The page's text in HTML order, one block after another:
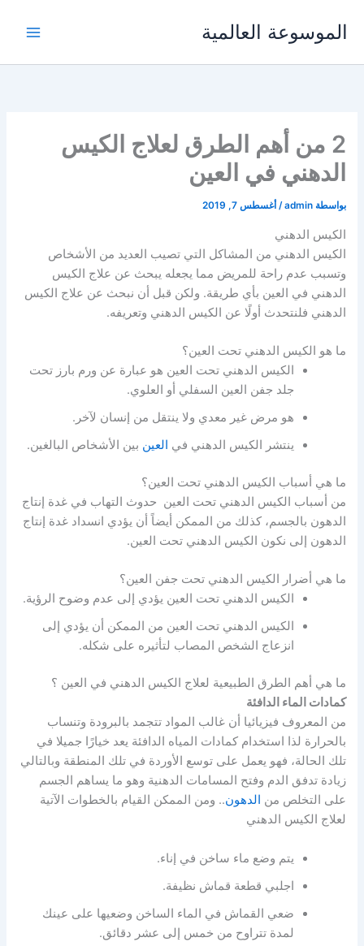
الموسوعة العالمية
2 من أهم الطرق لعلاج الكيس
الدهني في العين
بواسطة admin
/ أغسطس 7, 2019
الكيس الدهني
الكيس الدهني من المشاكل التي تصيب العديد من الأشخاص
وتسبب عدم راحة للمريض مما يجعله يبحث عن علاج الكيس
الدهني في العين بأي طريقة. ولكن قبل أن نبحث عن علاج الكيس
الدهني فلنتحدث أولًا عن الكيس الدهني وتعريفه.
ما هو الكيس الدهني تحت العين؟
الكيس الدهني تحت العين هو عبارة عن ورم بارز تحت
جلد جفن العين السفلي أو العلوي.
هو مرض غير معدي ولا ينتقل من إنسان لآخر.
ينتشر الكيس الدهني في العين بين الأشخاص البالغين.
ما هي أسباب الكيس الدهني تحت العين؟
من أسباب الكيس الدهني تحت العين حدوث التهاب في غدة إنتاج
الدهون بالجسم، كذلك من الممكن أيضاً أن يؤدي انسداد غدة إنتاج
الدهون إلى نكون الكيس الدهني تحت العين.
ما هي أضرار الكيس الدهني تحت جفن العين؟
الكيس الدهني تحت العين يؤدي إلى عدم وضوح الرؤية.
الكيس الدهني تحت العين من الممكن أن يؤدي إلى
انزعاج الشخص المصاب لتأثيره على شكله.
ما هي أهم الطرق الطبيعية لعلاج الكيس الدهني في العين ؟
كمادات الماء الدافئة
من المعروف فيزيائيا أن غالب المواد تتجمد بالبرودة وتنساب
بالحرارة لذا استخدام كمادات المياه الدافئة يعد خيارًا جميلا في
تلك الحالة، فهو يعمل على توسع الأوردة في تلك المنطقة وبالتالي
زيادة تدفق الدم وفتح المسامات الدهنية وهو ما يساهم الجسم
على التخلص من الدهون.. ومن الممكن القيام بالخطوات الآتية
لعلاج الكيس الدهني
يتم وضع ماء ساخن في إناء.
اجلبي قطعة قماش نظيفة.
ضعي القماش في الماء الساخن وضعيها على عينك
لمدة تتراوح من خمس إلى عشر دقائق.